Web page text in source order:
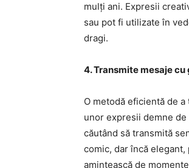
mulți ani. Expresii
sau pot fi utilizate în
dragi.
4. Transmite mesaje
O metodă eficientă de
unor expresii demne
căutând să transmită
comic, dar încă
amintească de